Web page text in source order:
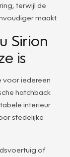
terwijl de
maakt.
Sirion
is
voor iedereen
hatchback
interieur
stedelijke
of